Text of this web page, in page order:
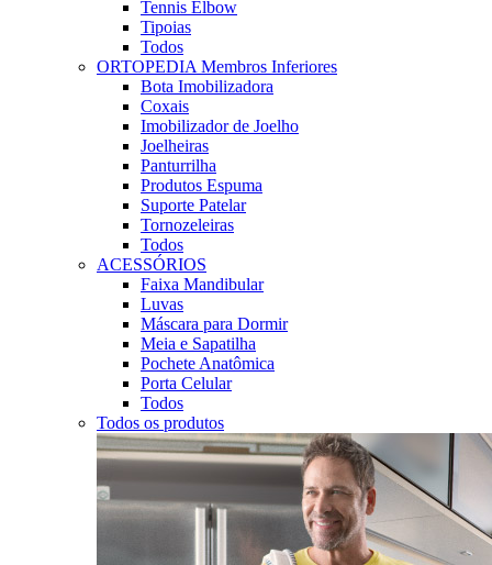
Tennis Elbow
Tipoias
Todos
ORTOPEDIA Membros Inferiores
Bota Imobilizadora
Coxais
Imobilizador de Joelho
Joelheiras
Panturrilha
Produtos Espuma
Suporte Patelar
Tornozeleiras
Todos
ACESSÓRIOS
Faixa Mandibular
Luvas
Máscara para Dormir
Meia e Sapatilha
Pochete Anatômica
Porta Celular
Todos
Todos os produtos